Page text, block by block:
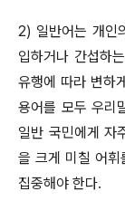
2) 일반어는 개인
입하거나 간섭하
유행에 따라 변하
용어를 모두 우리
일반 국민에게 자
을 크게 미칠 어휘
집중해야 한다.